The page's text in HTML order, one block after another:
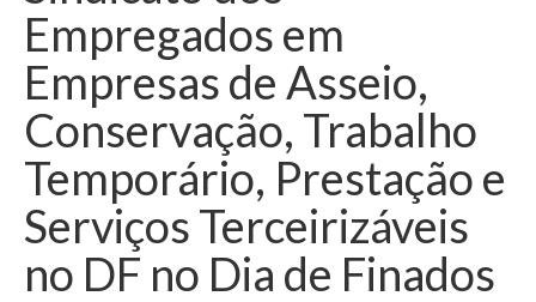
Documentos
Impressos
Convenções
Cartilhas
Empregados em
Empresas de Asseio,
Conservação, Trabalho
Temporário, Prestação e
Serviços Terceirizáveis
no DF no Dia de Finados